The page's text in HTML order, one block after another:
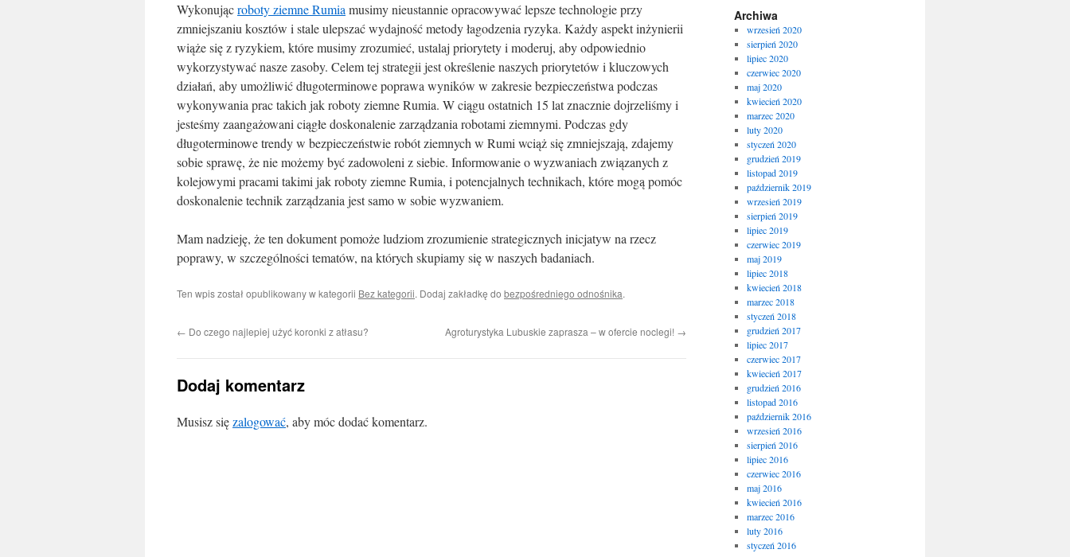
Wykonującroboty ziemne Rumia musimy nieustannie opracowywać lepsze technologie przy
zmniejszaniu kosztów i stale ulepszać wydajność metody łagodzenia ryzyka. Każdy aspekt inżynierii
wiąże się z ryzykiem, które musimy zrozumieć, ustalaj priorytety i moderuj, aby odpowiednio
wykorzystywać nasze zasoby. Celem tej strategii jest określenie naszych priorytetów i kluczowych
działań, aby umożliwić długoterminowe poprawa wyników w zakresie bezpieczeństwa podczas
wykonywania prac takich jak roboty ziemne Rumia. W ciągu ostatnich 15 lat znacznie dojrzeliśmy i
jesteśmy zaangażowani ciągłe doskonalenie zarządzania robotami ziemnymi. Podczas gdy
długoterminowe trendy w bezpieczeństwie robót ziemnych w Rumi wciąż się zmniejszają, zdajemy
sobie sprawę, że nie możemy być zadowoleni z siebie. Informowanie o wyzwaniach związanych z
kolejowymi pracami takimi jak roboty ziemne Rumia, i potencjalnych technikach, które mogą pomóc
doskonalenie technik zarządzania jest samo w sobie wyzwaniem.
Mam nadzieję, że ten dokument pomoże ludziom zrozumienie strategicznych inicjatyw na rzecz
poprawy, w szczególności tematów, na których skupiamy się w naszych badaniach.
Ten wpis został opublikowany w kategorii Bez kategorii. Dodaj zakładkę do bezpośredniego odnośnika.
← Do czego najlepiej użyć koronki z atłasu? Agroturystyka Lubuskie zaprasza – w ofercie noclegi! →
Dodaj komentarz
Musisz sięzalogować, aby móc dodać komentarz.
Archiwa
wrzesień 2020
sierpień 2020
lipiec 2020
czerwiec 2020
maj 2020
kwiecień 2020
marzec 2020
luty 2020
styczeń 2020
grudzień 2019
listopad 2019
październik 2019
wrzesień 2019
sierpień 2019
lipiec 2019
czerwiec 2019
maj 2019
lipiec 2018
kwiecień 2018
marzec 2018
styczeń 2018
grudzień 2017
lipiec 2017
czerwiec 2017
kwiecień 2017
grudzień 2016
listopad 2016
październik 2016
wrzesień 2016
sierpień 2016
lipiec 2016
czerwiec 2016
maj 2016
kwiecień 2016
marzec 2016
luty 2016
styczeń 2016